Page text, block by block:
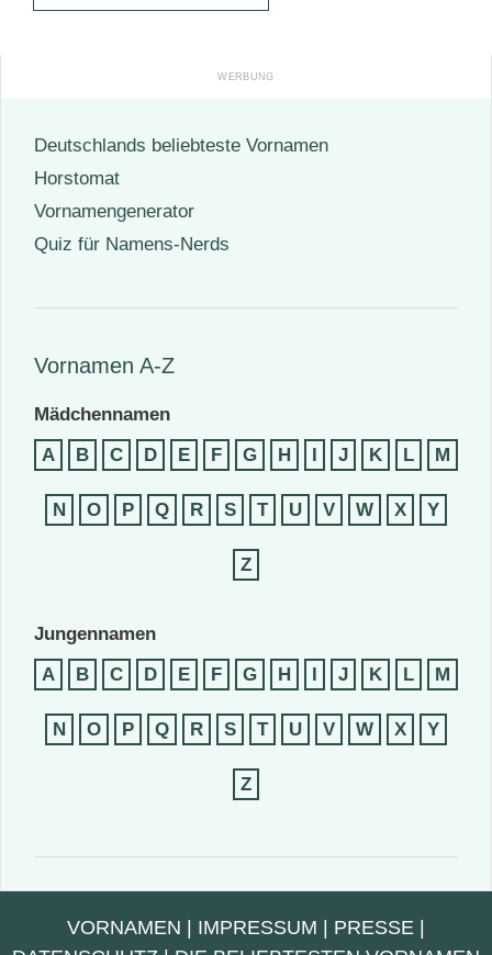
Deutschlands beliebteste Vornamen
Horstomat
Vornamengenerator
Quiz für Namens-Nerds
Vornamen A-Z
Mädchennamen
A
B C D E F G H I J K L M
N O P Q R S T U V W X Y
Z
Jungennamen
A
B C D E F G H I J K L M
N O P Q R S T U V W X Y
Z
VORNAMEN | IMPRESSUM | PRESSE |